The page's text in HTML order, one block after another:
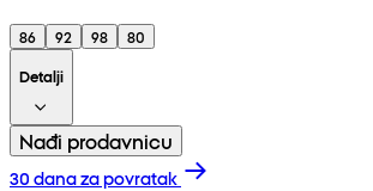
86 92 98
80
Detalji
Nađi prodavnicu
30 dana za povratak